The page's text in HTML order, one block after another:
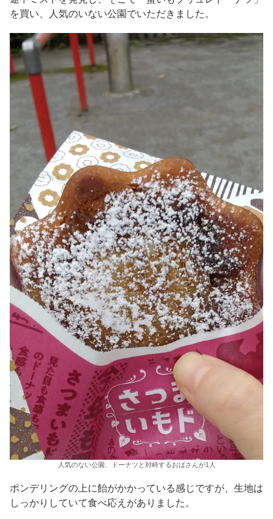
を買い、人気のいない公園でいただきました。
人気のない公園、ドーナツと対峙するおばさんが1人
ポンデリングの上に飴がかかっている感じですが、生地は
しっかりしていて食べ応えがありました。